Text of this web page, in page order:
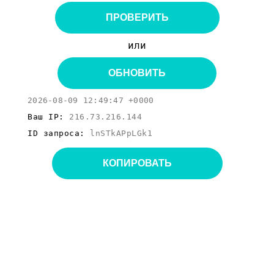
ПРОВЕРИТЬ
или
ОБНОВИТЬ
2026-08-09 12:49:47 +0000
Ваш IP: 216.73.216.144
ID запроса:
lnSTkAPpLGk1
КОПИРОВАТЬ